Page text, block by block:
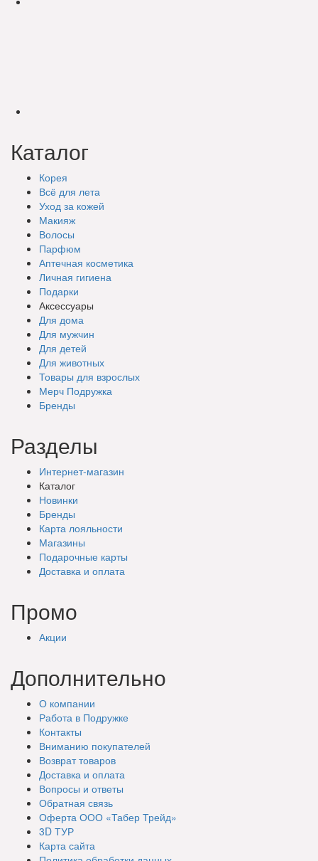
Каталог
Корея
Всё для лета
Уход за кожей
Макияж
Волосы
Парфюм
Аптечная косметика
Личная гигиена
Подарки
Аксессуары
Для дома
Для мужчин
Для детей
Для животных
Товары для взрослых
Мерч Подружка
Бренды
Разделы
Интернет-магазин
Каталог
Новинки
Бренды
Карта лояльности
Магазины
Подарочные карты
Доставка и оплата
Промо
Акции
Дополнительно
О компании
Работа в Подружке
Контакты
Вниманию покупателей
Возврат товаров
Доставка и оплата
Вопросы и ответы
Обратная связь
Оферта ООО «Табер Трейд»
3D ТУР
Карта сайта